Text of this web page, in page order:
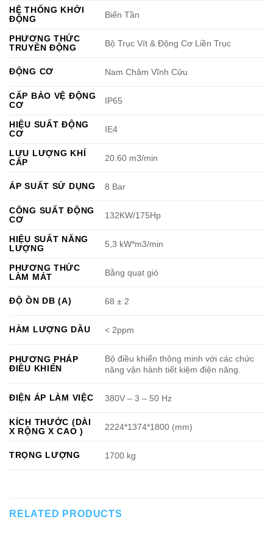
HỆ THỐNG KHỞI
ĐỘNG
Biến Tần
PHƯƠNG THỨC
TRUYỀN ĐỘNG
Bộ Trục Vít & Động Cơ Liền Trục
ĐỘNG CƠ Nam Châm Vĩnh Cửu
CẤP BẢO VỆ ĐỘNG
CƠ
IP65
HIỆU SUẤT ĐỘNG
CƠ
IE4
LƯU LƯỢNG KHÍ
CẤP
20.60 m3/min
ÁP SUẤT SỬ DỤNG 8 Bar
CÔNG SUẤT ĐỘNG
CƠ
132KW/175Hp
HIỆU SUẤT NĂNG
LƯỢNG
5,3 kW*m3/min
PHƯƠNG THỨC
LÀM MÁT
Bằng quạt gió
ĐỘ ỒN DB (A) 68 ± 2
HÀM LƯỢNG DẦU < 2ppm
PHƯƠNG PHÁP
ĐIỀU KHIỂN
Bộ điều khiển thông minh với các chức
năng vận hành tiết kiệm điện năng.
ĐIỆN ÁP LÀM VIỆC 380V – 3 – 50 Hz
KÍCH THƯỚC (DÀI
X RỘNG X CAO )
2224*1374*1800 (mm)
TRỌNG LƯỢNG 1700 kg
RELATED PRODUCTS